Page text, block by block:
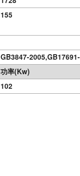
155
GB3847-
功率(Kw)
102